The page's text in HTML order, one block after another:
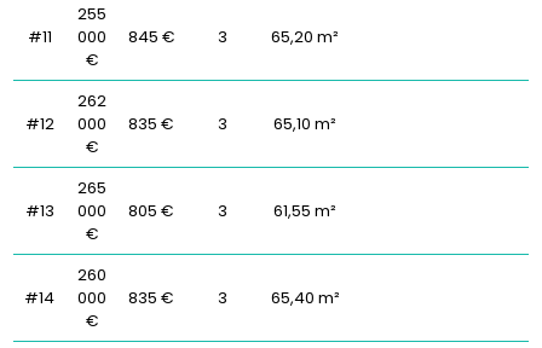
#11
255
000
€
845 € 3 65,20 m²
#12
262
000
€
835 € 3 65,10 m²
#13
265
000
€
805 € 3 61,55 m²
#14
260
000
€
835 € 3 65,40 m²